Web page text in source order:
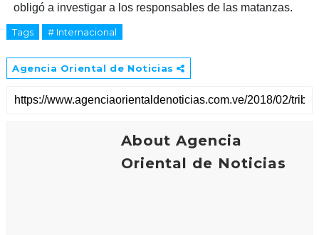
obligó a investigar a los responsables de las matanzas.
Tags # Internacional
Agencia Oriental de Noticias
About Agencia
Oriental de Noticias